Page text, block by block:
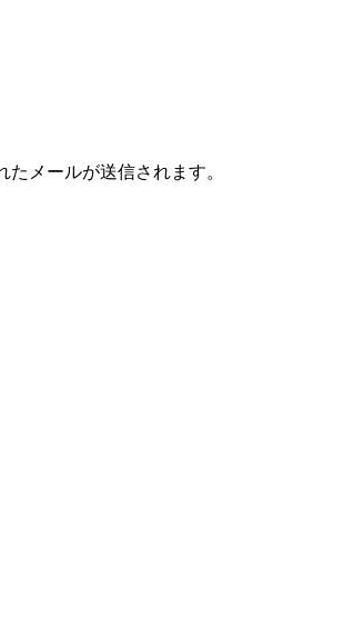
メールが送信されます。